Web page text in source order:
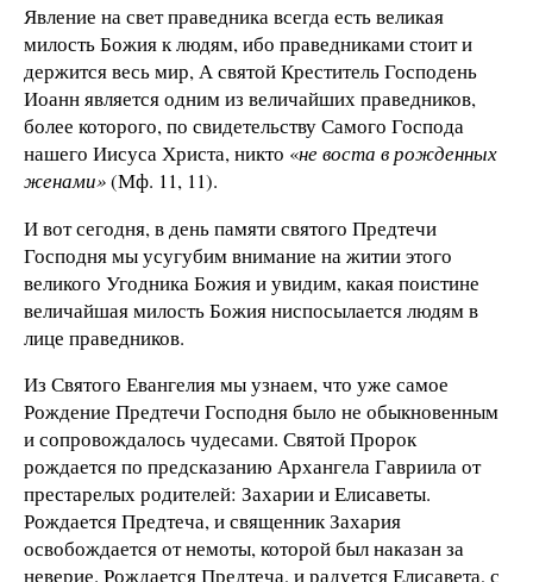
Явление на свет праведника всегда есть великая
милость Божия к людям, ибо праведниками стоит и
держится весь мир, А святой Креститель Господень
Иоанн является одним из величайших праведников,
более которого, по свидетельству Самого Господа
нашего Иисуса Христа, никто «не воста в рожденных
женами»(Мф. 11, 11).
И вот сегодня, в день памяти святого Предтечи
Господ­ня мы усугубим внимание на житии этого
великого Угод­ника Божия и увидим, какая поистине
величайшая ми­лость Божия ниспосылается людям в
лице праведников.
Из Святого Евангелия мы узнаем, что уже самое
Рожде­ние Предтечи Господня было не обыкновенным
и сопро­вождалось чудесами. Святой Пророк
рождается по пред­сказанию Архангела Гавриила от
престарелых родителей: Захарии и Елисаветы.
Рождается Предтеча, и священник Захария
освобождается от немоты, которой был наказан за
неверие. Рождается Предтеча, и радуется Елисавета, с